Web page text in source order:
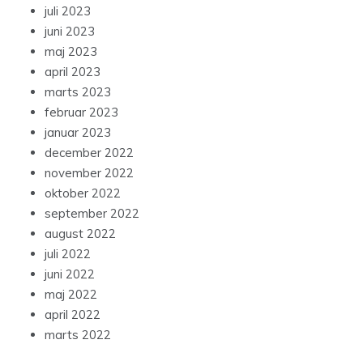
juli 2023
juni 2023
maj 2023
april 2023
marts 2023
februar 2023
januar 2023
december 2022
november 2022
oktober 2022
september 2022
august 2022
juli 2022
juni 2022
maj 2022
april 2022
marts 2022